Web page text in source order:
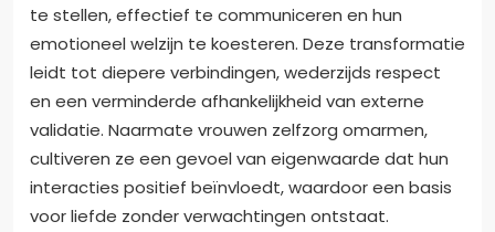
te stellen, effectief te communiceren en hun
emotioneel welzijn te koesteren. Deze transformatie
leidt tot diepere verbindingen, wederzijds respect
en een verminderde afhankelijkheid van externe
validatie. Naarmate vrouwen zelfzorg omarmen,
cultiveren ze een gevoel van eigenwaarde dat hun
interacties positief beïnvloedt, waardoor een basis
voor liefde zonder verwachtingen ontstaat.